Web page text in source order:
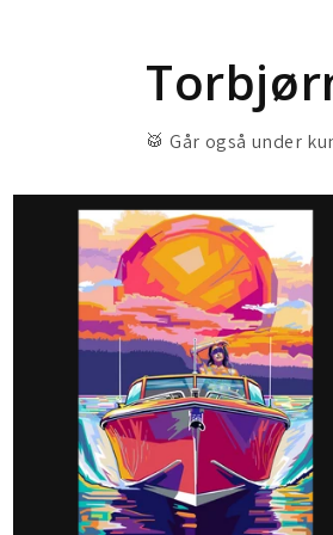
🥁 Går også under